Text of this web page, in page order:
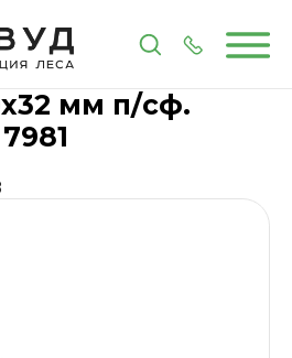
и крепеж Саморез
мм п/сф.